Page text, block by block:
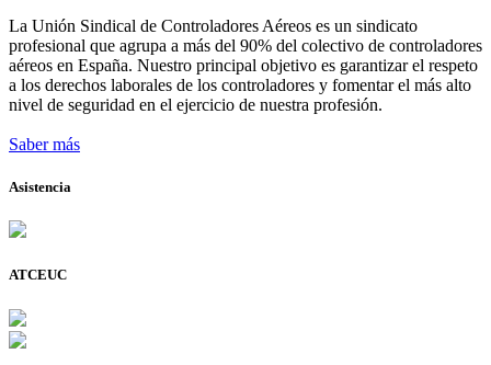
La Unión Sindical de Controladores Aéreos es un sindicato
profesional que agrupa a más del 90% del colectivo de controladores
aéreos en España. Nuestro principal objetivo es garantizar el respeto
a los derechos laborales de los controladores y fomentar el más alto
nivel de seguridad en el ejercicio de nuestra profesión.
Saber más
Asistencia
ATCEUC